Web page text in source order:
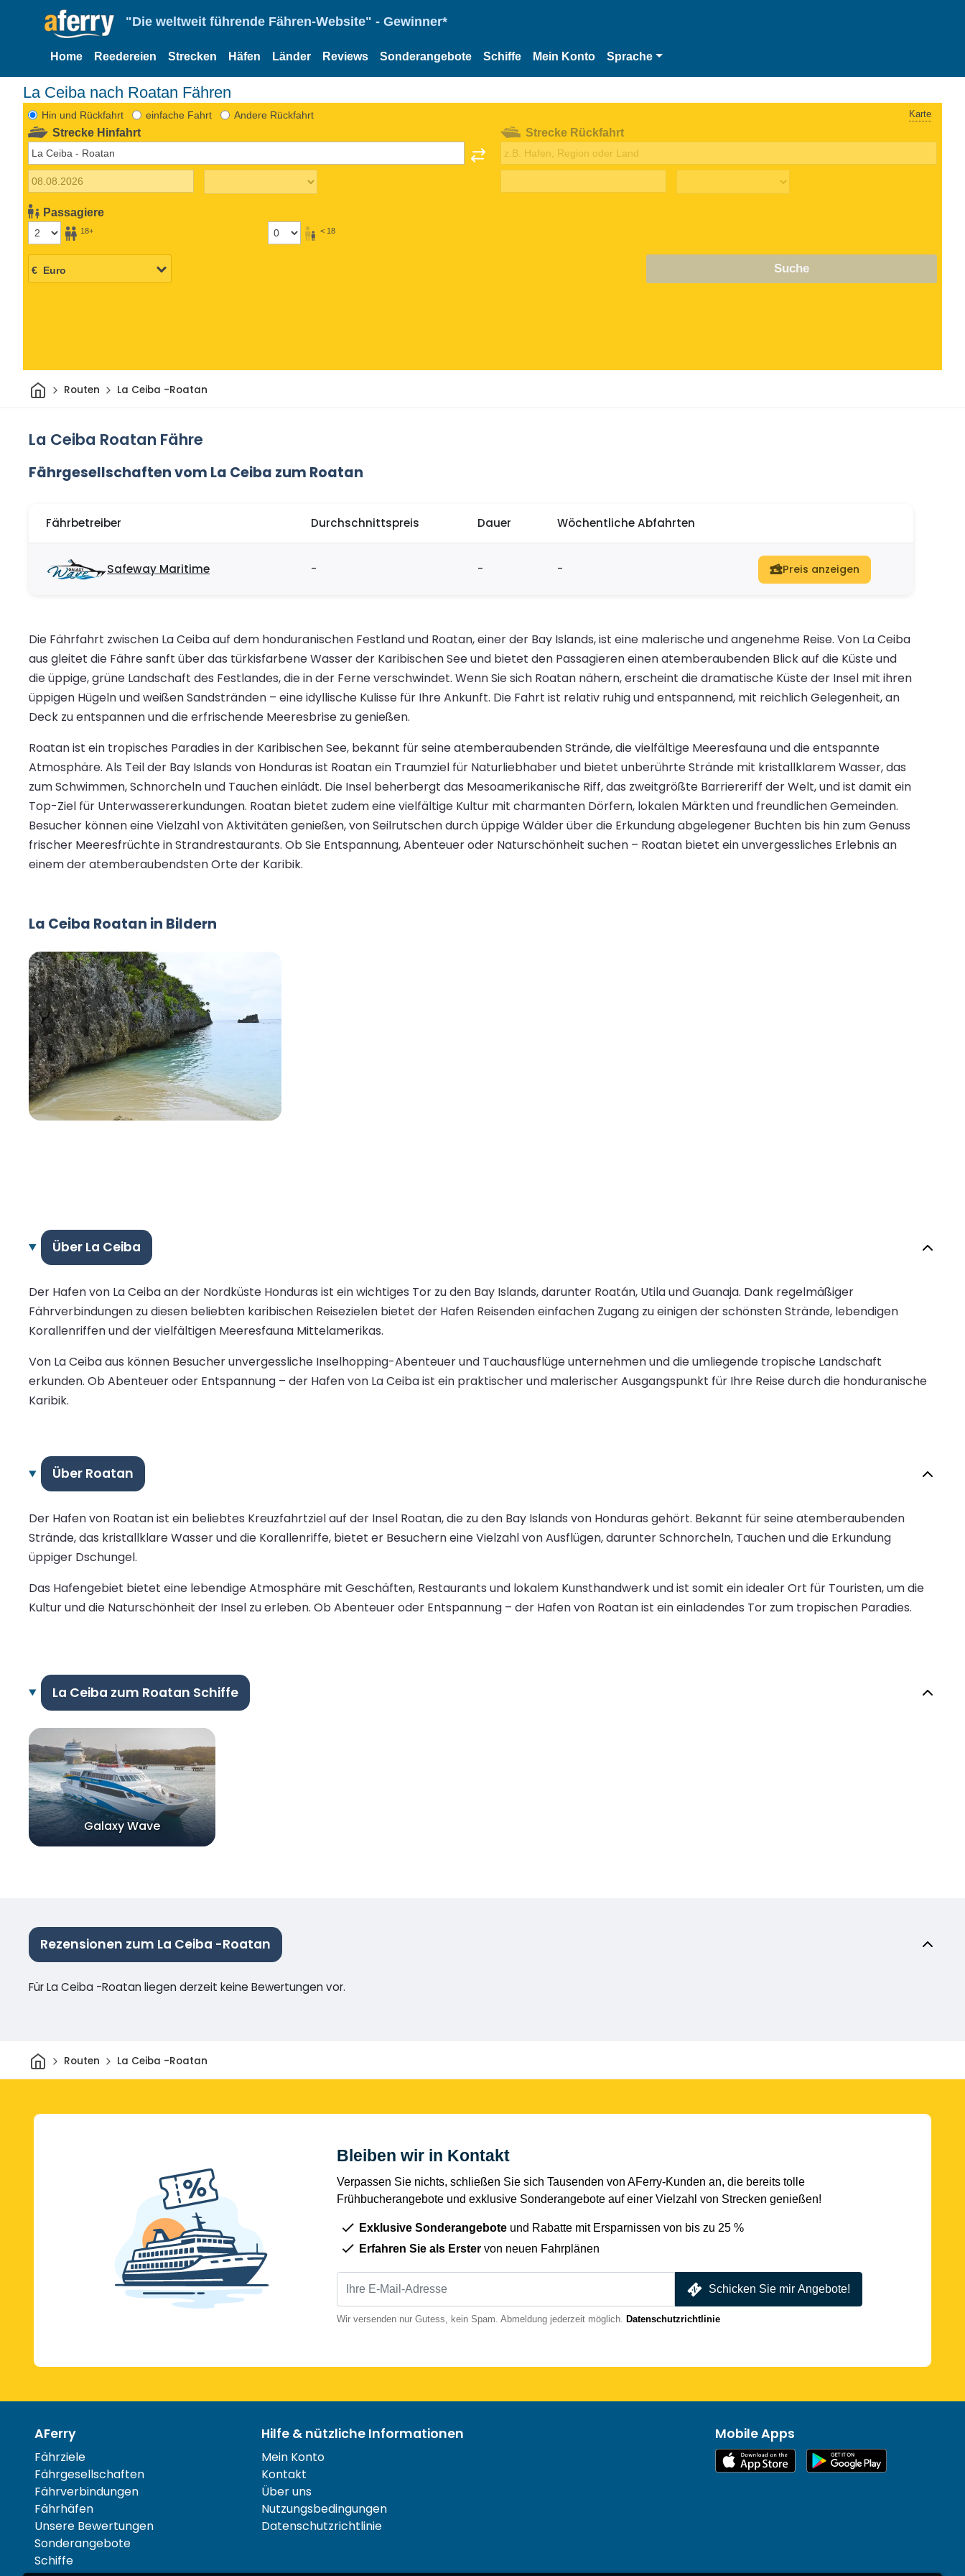
"Die weltweit führende Fähren-Website" - Gewinner*
Home Reedereien Strecken Häfen Länder Reviews Sonderangebote Schiffe Mein Konto Sprache
La Ceiba nach Roatan Fähren
Hin und Rückfahrt einfache Fahrt Andere Rückfahrt Karte
Strecke Hinfahrt
Passagiere
18+ < 18
Strecke Rückfahrt
Suche
HeimRouten La Ceiba -Roatan
La Ceiba Roatan Fähre
Fährgesellschaften vom La Ceiba zum Roatan
Fährbetreiber Durchschnittspreis Dauer Wöchentliche Abfahrten
Safeway Maritime - - - Preis anzeigen
Die Fährfahrt zwischen La Ceiba auf dem honduranischen Festland und Roatan, einer der Bay Islands, ist eine malerische und angenehme Reise. Von La Ceiba
aus gleitet die Fähre sanft über das türkisfarbene Wasser der Karibischen See und bietet den Passagieren einen atemberaubenden Blick auf die Küste und
die üppige, grüne Landschaft des Festlandes, die in der Ferne verschwindet. Wenn Sie sich Roatan nähern, erscheint die dramatische Küste der Insel mit ihren
üppigen Hügeln und weißen Sandstränden – eine idyllische Kulisse für Ihre Ankunft. Die Fahrt ist relativ ruhig und entspannend, mit reichlich Gelegenheit, an
Deck zu entspannen und die erfrischende Meeresbrise zu genießen.
Roatan ist ein tropisches Paradies in der Karibischen See, bekannt für seine atemberaubenden Strände, die vielfältige Meeresfauna und die entspannte
Atmosphäre. Als Teil der Bay Islands von Honduras ist Roatan ein Traumziel für Naturliebhaber und bietet unberührte Strände mit kristallklarem Wasser, das
zum Schwimmen, Schnorcheln und Tauchen einlädt. Die Insel beherbergt das Mesoamerikanische Riff, das zweitgrößte Barriereriff der Welt, und ist damit ein
Top-Ziel für Unterwassererkundungen. Roatan bietet zudem eine vielfältige Kultur mit charmanten Dörfern, lokalen Märkten und freundlichen Gemeinden.
Besucher können eine Vielzahl von Aktivitäten genießen, von Seilrutschen durch üppige Wälder über die Erkundung abgelegener Buchten bis hin zum Genuss
frischer Meeresfrüchte in Strandrestaurants. Ob Sie Entspannung, Abenteuer oder Naturschönheit suchen – Roatan bietet ein unvergessliches Erlebnis an
einem der atemberaubendsten Orte der Karibik.
La Ceiba Roatan in Bildern
Über La Ceiba
Der Hafen von La Ceiba an der Nordküste Honduras ist ein wichtiges Tor zu den Bay Islands, darunter Roatán, Utila und Guanaja. Dank regelmäßiger
Fährverbindungen zu diesen beliebten karibischen Reisezielen bietet der Hafen Reisenden einfachen Zugang zu einigen der schönsten Strände, lebendigen
Korallenriffen und der vielfältigen Meeresfauna Mittelamerikas.
Von La Ceiba aus können Besucher unvergessliche Inselhopping-Abenteuer und Tauchausflüge unternehmen und die umliegende tropische Landschaft
erkunden. Ob Abenteuer oder Entspannung – der Hafen von La Ceiba ist ein praktischer und malerischer Ausgangspunkt für Ihre Reise durch die honduranische
Karibik.
Über Roatan
Der Hafen von Roatan ist ein beliebtes Kreuzfahrtziel auf der Insel Roatan, die zu den Bay Islands von Honduras gehört. Bekannt für seine atemberaubenden
Strände, das kristallklare Wasser und die Korallenriffe, bietet er Besuchern eine Vielzahl von Ausflügen, darunter Schnorcheln, Tauchen und die Erkundung
üppiger Dschungel.
Das Hafengebiet bietet eine lebendige Atmosphäre mit Geschäften, Restaurants und lokalem Kunsthandwerk und ist somit ein idealer Ort für Touristen, um die
Kultur und die Naturschönheit der Insel zu erleben. Ob Abenteuer oder Entspannung – der Hafen von Roatan ist ein einladendes Tor zum tropischen Paradies.
La Ceiba zum Roatan Schiffe
Galaxy Wave
Rezensionen zum La Ceiba -Roatan
Für La Ceiba -Roatan liegen derzeit keine Bewertungen vor.
HeimRouten La Ceiba -Roatan
Bleiben wir in Kontakt
Verpassen Sie nichts, schließen Sie sich Tausenden von AFerry-Kunden an, die bereits tolle
Frühbucherangebote und exklusive Sonderangebote auf einer Vielzahl von Strecken genießen!
Exklusive Sonderangebote und Rabatte mit Ersparnissen von bis zu 25 %
Erfahren Sie als Erster von neuen Fahrplänen
Schicken Sie mir Angebote!
Wir versenden nur Gutess, kein Spam. Abmeldung jederzeit möglich. Datenschutzrichtlinie
AFerry
Fährziele
Fährgesellschaften
Fährverbindungen
Fährhäfen
Unsere Bewertungen
Sonderangebote
Schiffe
Hilfe & nützliche Informationen
Mein Konto
Kontakt
Über uns
Nutzungsbedingungen
Datenschutzrichtlinie
Mobile Apps